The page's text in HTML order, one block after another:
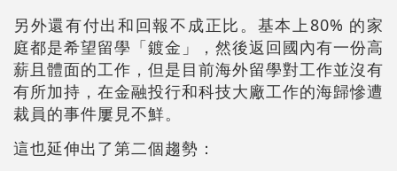
另外還有付出和回報不成正比。基本上80% 的家
庭都是希望留學「鍍金」，然後返回國內有一份高
薪且體面的工作，但是目前海外留學對工作並沒有
有所加持，在金融投行和科技大廠工作的海歸慘遭
裁員的事件屢見不鮮。
這也延伸出了第二個趨勢：